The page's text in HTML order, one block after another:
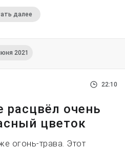
далее
2021
22:10
расцвёл очень
цветок
огонь-трава. Этот